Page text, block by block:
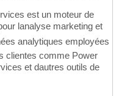
est un moteur de
lanalyse marketing et
analytiques employées
clientes comme Power
et dautres outils de